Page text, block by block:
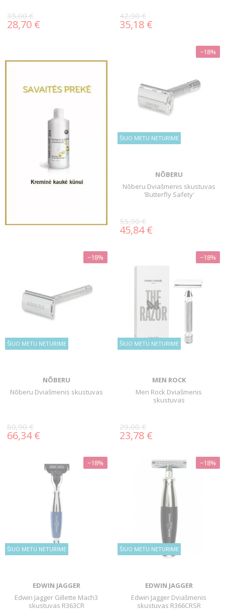
35,00 €
28,70 €
42,90 €
35,18 €
ŠIUO METU NETURIME
−18%
NÕBERU
Nõberu Dviašmenis skustuvas
'Butterfly Safety'
55,90 €
45,84 €
ŠIUO METU NETURIME
−18%
NÕBERU
Nõberu Dviašmenis skustuvas
80,90 €
66,34 €
ŠIUO METU NETURIME
−18%
MEN ROCK
Men Rock Dviašmenis
skustuvas
29,00 €
23,78 €
ŠIUO METU NETURIME
−18%
EDWIN JAGGER
Edwin Jagger Gillette Mach3
skustuvas R363CR
ŠIUO METU NETURIME
−18%
EDWIN JAGGER
Edwin Jagger Dviašmenis
skustuvas R366CRSR